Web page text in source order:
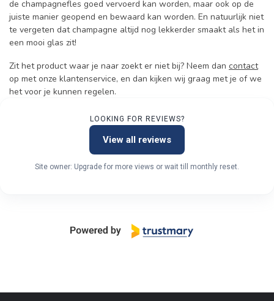
de champagnefles goed vervoerd kan worden, maar ook op de
juiste manier geopend en bewaard kan worden. En natuurlijk niet
te vergeten dat champagne altijd nog lekkerder smaakt als het in
een mooi glas zit!
Zit het product waar je naar zoekt er niet bij? Neem dan contact
op met onze klantenservice, en dan kijken wij graag met je of we
het voor je kunnen regelen.
LOOKING FOR REVIEWS?
View all reviews
Site owner: Upgrade for more views or wait till monthly reset.